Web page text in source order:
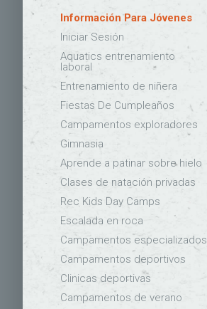
Información Para Jóvenes
Iniciar Sesión
Aquatics entrenamiento
laboral
Entrenamiento de niñera
Fiestas De Cumpleaños
Campamentos exploradores
Gimnasia
Aprende a patinar sobre hielo
Clases de natación privadas
Rec Kids Day Camps
Escalada en roca
Campamentos especializados
Campamentos deportivos
Clinicas deportivas
Campamentos de verano